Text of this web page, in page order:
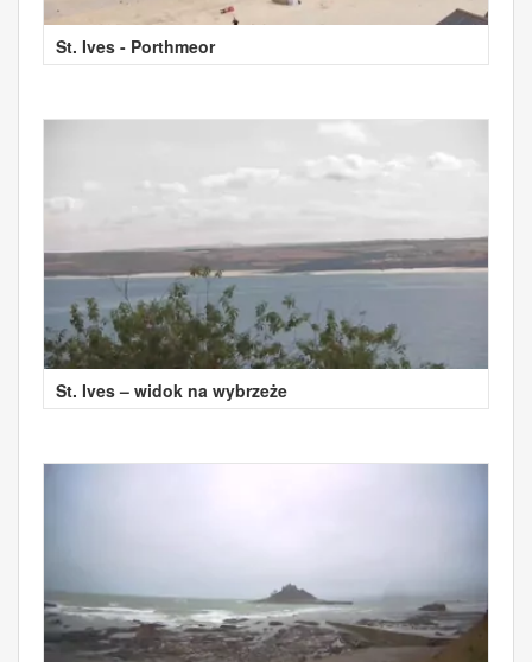
St. Ives - Porthmeor
St. Ives – widok na wybrzeże